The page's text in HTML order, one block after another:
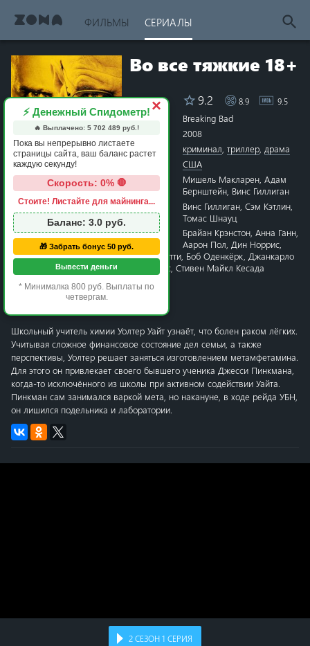
ФИЛЬМЫ СЕРИАЛЫ
10 stars
9 stars
8 stars
7 stars
6 stars
5 stars
4 stars
3 stars
2 stars
1 star
Во все тяжкие 18+
Рейтинг 9.2 8.9 9.5
Название
Breaking Bad
Год
2008
Жанры
криминал триллер драма
США
Режиссёр
Мишель Макларен Адам
Бернштейн Винс Гиллиган
Сценарий
Винс Гиллиган Сэм Кэтлин
Томас Шнауц
Актёры
Брайан Крэнстон Анна Ганн
Аарон Пол Дин Норрис
Бетси Брандт,АрДжей Митти Боб Оденкёрк Джанкарло
Эспозито,Джонатан Бэнкс Стивен Майкл Кесада
Время
47 минут
20 января 2008 в мире
Школьный учитель химии Уолтер Уайт узнаёт, что болен раком лёгких.
Учитывая сложное финансовое состояние дел семьи, а также
перспективы, Уолтер решает заняться изготовлением метамфетамина.
Для этого он привлекает своего бывшего ученика Джесси Пинкмана,
когда-то исключённого из школы при активном содействии Уайта.
Пинкман сам занимался варкой мета, но накануне, в ходе рейда УБН,
он лишился подельника и лаборатории.
2СЕЗОН1 СЕРИЯ
×
⚡ Денежный Спидометр!
🔥 Выплачено: 5 702 489 руб.!
Пока вы непрерывно листаете
страницы сайта, ваш баланс растет
каждую секунду!
Скорость: 0% 🛑
Стоите! Листайте для майнинга...
Баланс: 3.0 руб.
🎁 Забрать бонус 50 руб.
Вывести деньги
* Минималка 800 руб. Выплаты по
четвергам.